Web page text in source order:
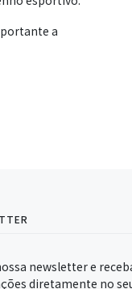
a
newsletter e
diretamente no